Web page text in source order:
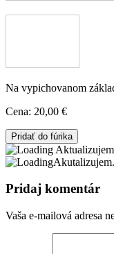
Na vypichovanom
Cena: 20,00 €
Pridaj komentár
Vaša e-mailová adresa